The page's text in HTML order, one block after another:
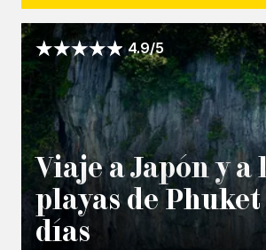
4.9/5
Viaje a Japón y a
playas de Phuket
días